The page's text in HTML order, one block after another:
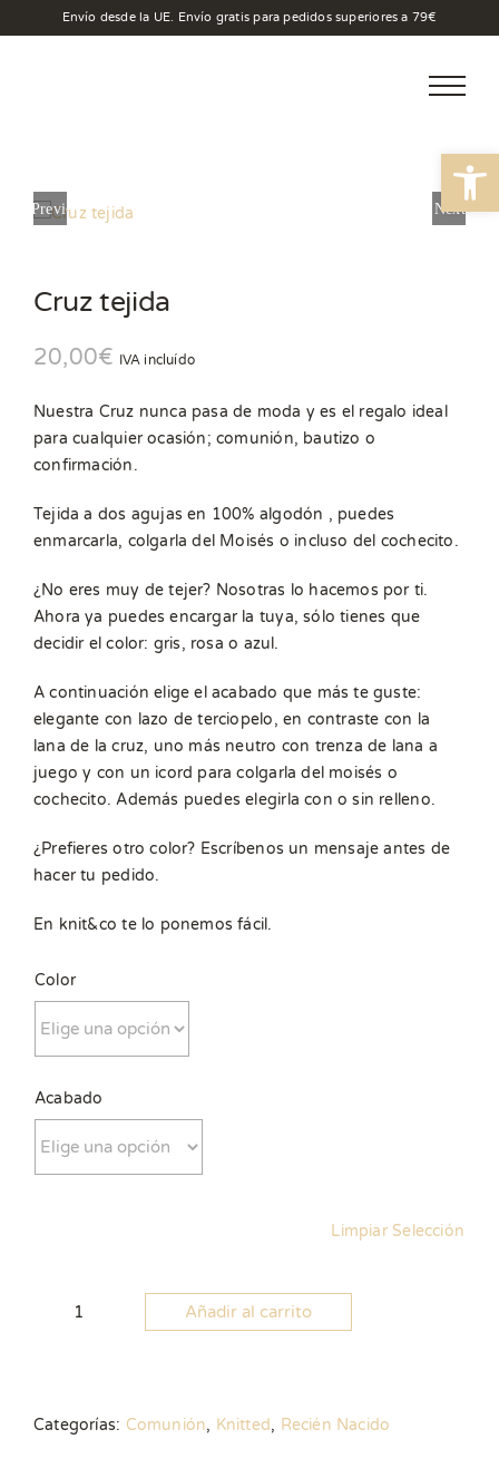
al
Envío desde la UE. Envío gratis para pedidos superiores a 79€
Previous Next
Cruz tejida
20,00€ IVA incluído
Nuestra Cruz nunca pasa de moda y es el regalo ideal
para cualquier ocasión; comunión, bautizo o
confirmación.
Tejida a dos agujas en 100% algodón , puedes
enmarcarla, colgarla del Moisés o incluso del cochecito.
¿No eres muy de tejer? Nosotras lo hacemos por ti.
Ahora ya puedes encargar la tuya, sólo tienes que
decidir el color: gris, rosa o azul.
A continuación elige el acabado que más te guste:
elegante con lazo de terciopelo, en contraste con la
lana de la cruz, uno más neutro con trenza de lana a
juego y con un icord para colgarla del moisés o
cochecito. Además puedes elegirla con o sin relleno.
¿Prefieres otro color? Escríbenos un mensaje antes de
hacer tu pedido.
En knit&co te lo ponemos fácil.
Color
Acabado
Limpiar Selección
Cruz
Añadir al carrito
Categorías: Comunión, Knitted, Recién Nacido
Abrir